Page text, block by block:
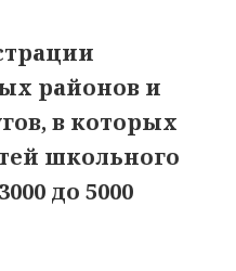
районов и
в которых
школьного
до 5000